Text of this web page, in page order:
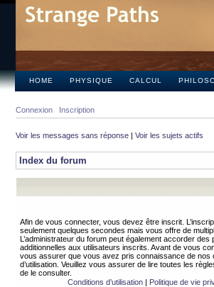
HOME PHYSIQUE CALCUL
Connexion Inscription
Voir les messages sans réponse | Voir les sujets actifs
Index du forum
Afin de vous connecter, vous devez être inscrit.
seulement quelques secondes mais vous offre de
L’administrateur du forum peut également accorder des
additionnelles aux utilisateurs inscrits. Avant de vous
vous assurer que vous avez pris connaissance de nos
d’utilisation. Veuillez vous assurer de lire toutes les
de le consulter.
Conditions d’utilisation| Politique de vie